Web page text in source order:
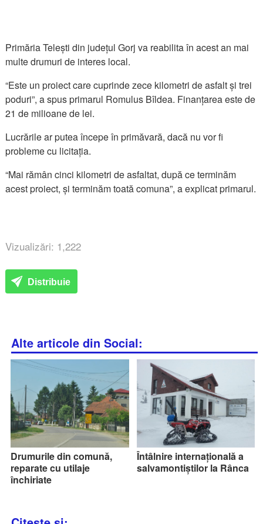
Primăria Telești din județul Gorj va reabilita în acest an mai
multe drumuri de interes local.
“Este un proiect care cuprinde zece kilometri de asfalt și trei
poduri”, a spus primarul Romulus Bîldea. Finanțarea este de
21 de milioane de lei.
Lucrările ar putea începe în primăvară, dacă nu vor fi
probleme cu licitația.
“Mai rămân cinci kilometri de asfaltat, după ce terminăm
acest proiect, și terminăm toată comuna”, a explicat primarul.
Vizualizări: 1,222
Distribuie
Alte articole din Social:
Drumurile din comună,
reparate cu utilaje
închiriate
Întâlnire internațională a
salvamontiștilor la Rânca